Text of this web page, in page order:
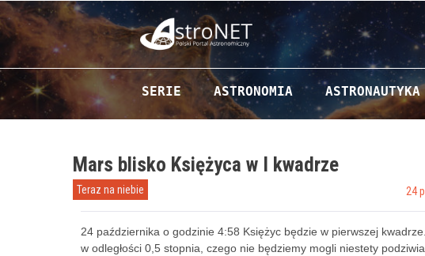
Przejdź do zawartości
SERIE ASTRONOMIA ASTRONAUTYKA
Mars blisko Księżyca w I kwadrze
Teraz na niebie 24
24 października o godzinie 4:58 Księżyc będzie w pierwszej
w odległości 0,5 stopnia, czego nie będziemy mogli niestety